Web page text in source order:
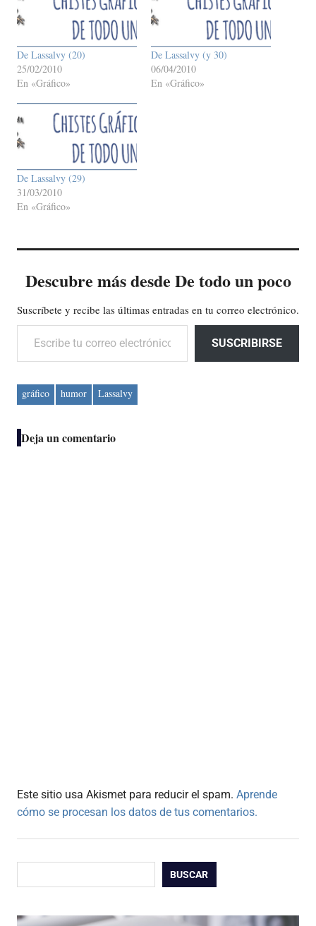
De Lassalvy (20)
25/02/2010
En «Gráfico»
De Lassalvy (y 30)
06/04/2010
En «Gráfico»
De Lassalvy (29)
31/03/2010
En «Gráfico»
Descubre más desde De todo un poco
Suscríbete y recibe las últimas entradas en tu correo electrónico.
Escribe tu correo electrónico…
SUSCRIBIRSE
gráfico humor Lassalvy
Deja un comentario
Este sitio usa Akismet para reducir el spam. Aprende
cómo se procesan los datos de tus comentarios.
BUSCAR